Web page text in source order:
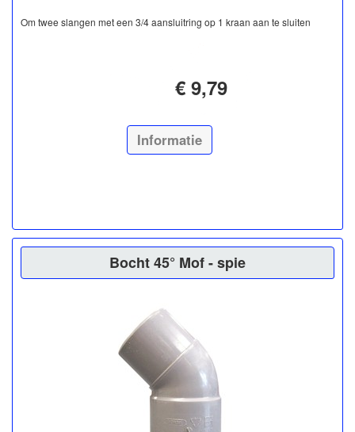
Om twee slangen met een 3/4 aansluitring op 1 kraan aan te sluiten
€ 9,79
Informatie
Bocht 45° Mof - spie